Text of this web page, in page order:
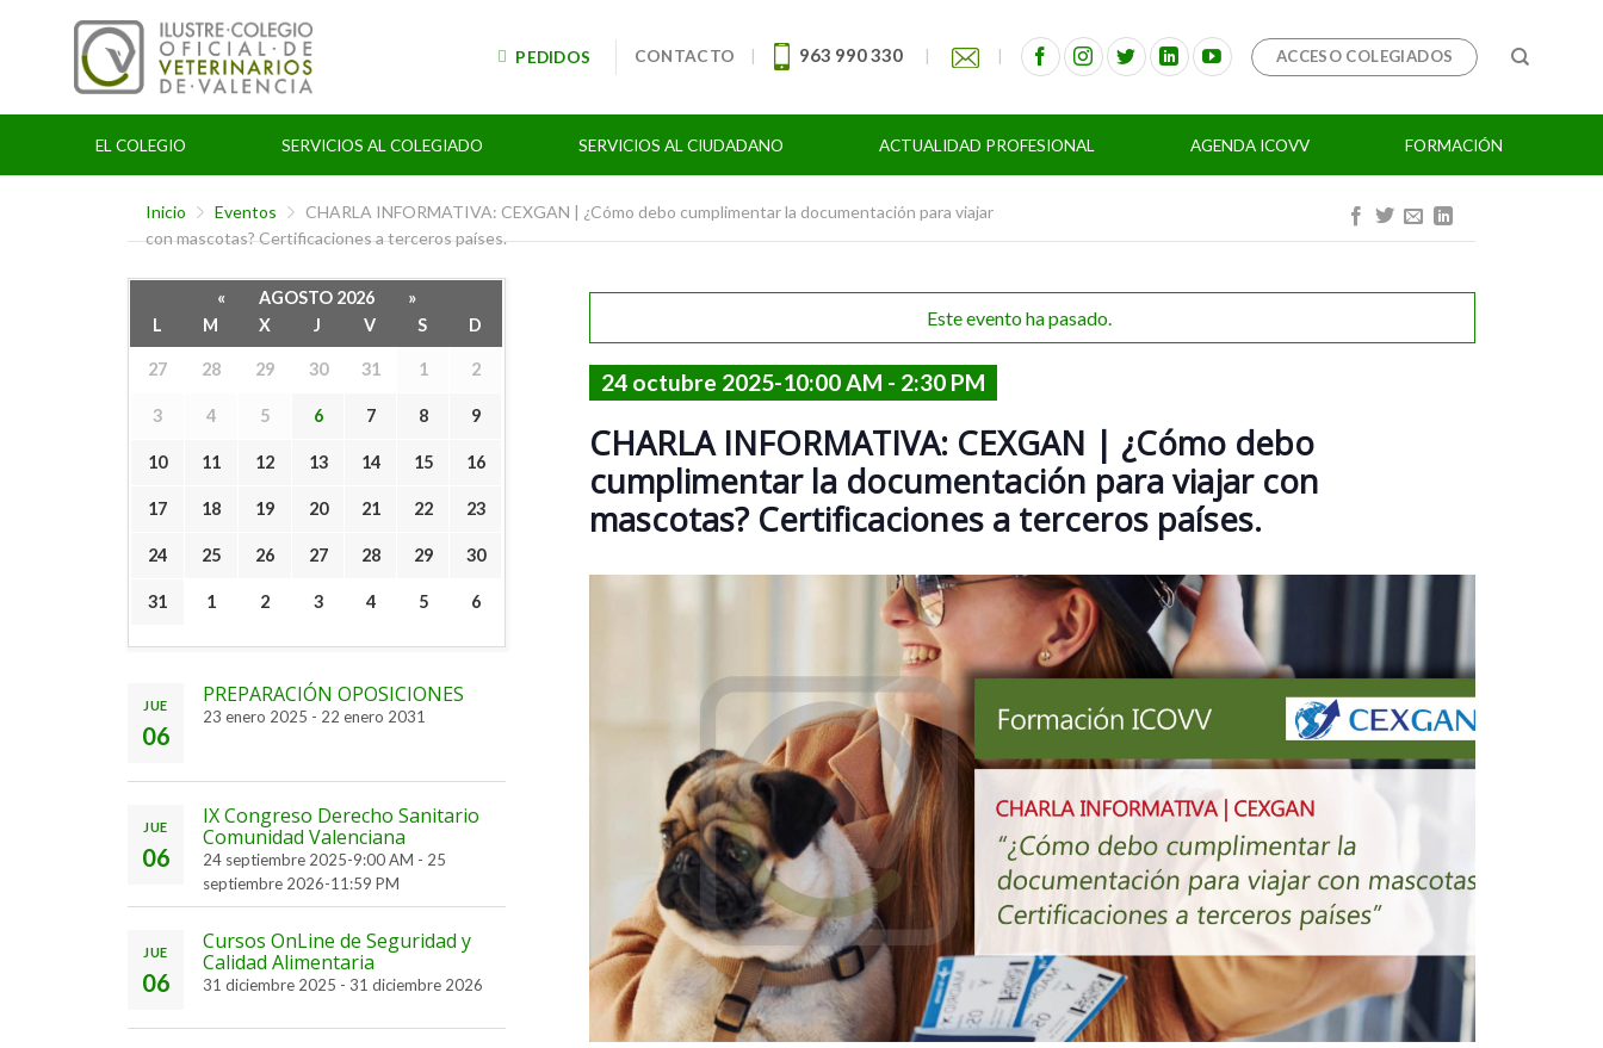
PEDIDOS CONTACTO | 963 990 330 | | ACCESO COLEGIADOS
EL COLEGIO SERVICIOS AL COLEGIADO SERVICIOS AL CIUDADANO ACTUALIDAD PROFESIONAL AGENDA ICOVV FORMACIÓN
Inicio Eventos
CHARLA INFORMATIVA: CEXGAN | ¿Cómo debo cumplimentar la documentación para viajar
con mascotas? Certificaciones a terceros países.
« AGOSTO 2026
»
L
M X J V S D
27 28 29 30 31 1 2
3 4 5 6 7 8 9
10 11 12 13 14 15 16
17 18 19 20 21 22 23
24 25 26 27 28 29 30
31 1 2 3 4 5 6
JUE
06
PREPARACIÓN OPOSICIONES
23 enero 2025 - 22 enero 2031
JUE
06
IX Congreso Derecho Sanitario
Comunidad Valenciana
24 septiembre 2025-9:00 AM - 25
septiembre 2026-11:59 PM
JUE
06
Cursos OnLine de Seguridad y
Calidad Alimentaria
31 diciembre 2025 - 31 diciembre 2026
Este evento ha pasado.
24 octubre 2025-10:00 AM - 2:30 PM
CHARLA INFORMATIVA: CEXGAN | ¿Cómo debo
cumplimentar la documentación para viajar con
mascotas? Certificaciones a terceros países.